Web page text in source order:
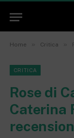
Home » Critica »
CRITICA
Rose di
Caterina